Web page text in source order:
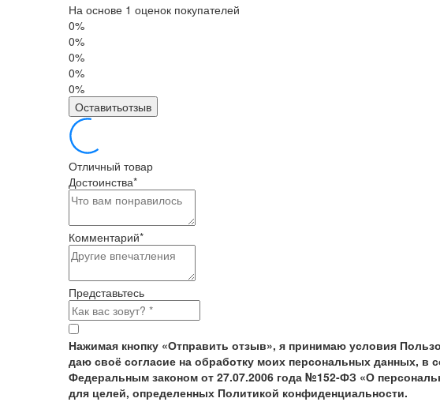
На основе 1 оценок покупателей
0%
0%
0%
0%
0%
Оставитьотзыв
Отличный товар
Достоинства*
Комментарий*
Представьтесь
Нажимая кнопку «Отправить отзыв», я принимаю условия
даю своё согласие на обработку моих персональных данных, в
Федеральным законом от 27.07.2006 года №152-ФЗ «О
для целей, определенных Политикой конфиденциальности.